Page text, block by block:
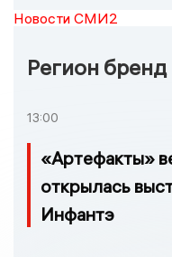
Новости СМИ2
Регион бренд
13:00
«Артефакты»
открылась
Инфантэ